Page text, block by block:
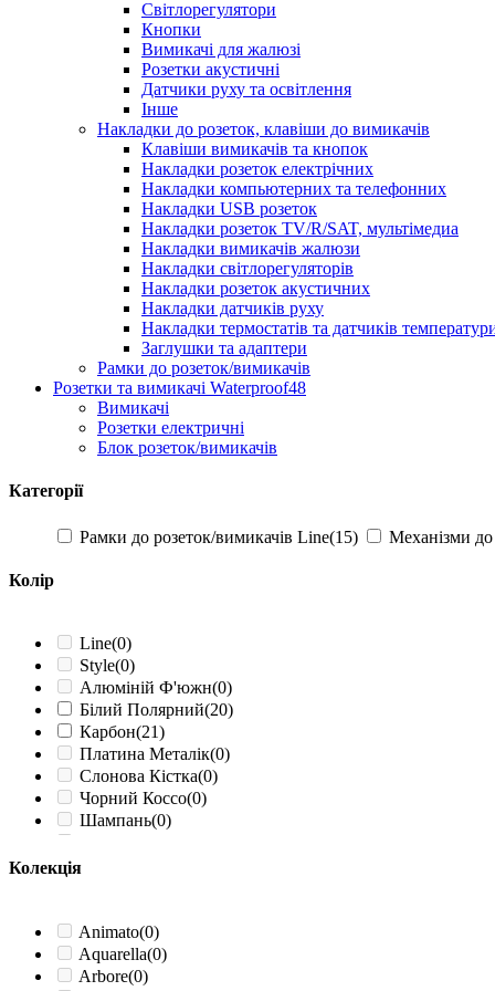
Світлорегулятори
Кнопки
Вимикачі для жалюзі
Розетки акустичні
Датчики руху та освітлення
Інше
Накладки до розеток, клавіши до вимикачів
Клавіши вимикачів та кнопок
Накладки розеток електрічних
Накладки компьютерних та телефонних
Накладки USB розеток
Накладки розеток TV/R/SAT, мультімедиа
Накладки вимикачів жалюзи
Накладки світлорегуляторів
Накладки розеток акустичних
Накладки датчиків руху
Накладки термостатів та датчиків
Заглушки та адаптери
Рамки до розеток/вимикачів
Розетки та вимикачі Waterproof48
Вимикачі
Розетки електричні
Блок розеток/вимикачів
Категорії
Рамки до розеток/вимикачів Line(15) Механізми до
Колір
Line(0)
Style(0)
Алюміній Ф'южн(0)
Білий Полярний(20)
Карбон(21)
Платина Металік(0)
Слонова Кістка(0)
Чорний Коссо(0)
Шампань(0)
Білий
Крижаний
Алюміній(20)
Графіт(0)
Колекція
Animato(0)
Aquarella(0)
Arbore(0)